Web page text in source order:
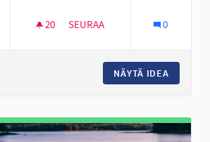
20 20 SEURAAJAA
SEURAA 0
NÄYTÄ IDEA